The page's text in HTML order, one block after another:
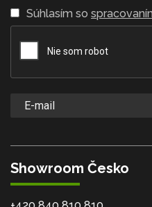
Súhlasím so
Showroom Česko